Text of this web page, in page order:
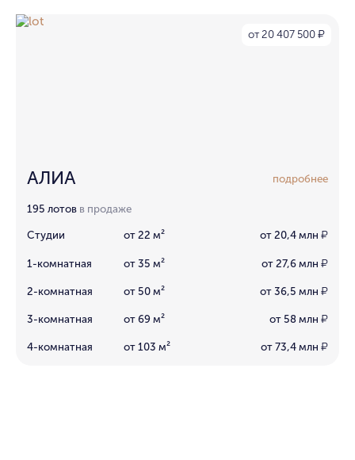
от 20 407 500 ₽
АЛИА подробнее
195 лотов в продаже
Студии от 22 м² от 20,4 млн ₽
1-комнатная от 35 м² от 27,6 млн ₽
2-комнатная от 50 м² от 36,5 млн ₽
3-комнатная от 69 м² от 58 млн ₽
4-комнатная от 103 м² от 73,4 млн ₽